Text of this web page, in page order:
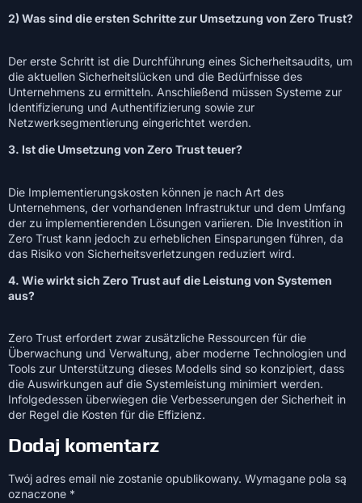
2) Was sind die ersten Schritte zur Umsetzung von Zero Trust?
Der erste Schritt ist die Durchführung eines Sicherheitsaudits, um
die aktuellen Sicherheitslücken und die Bedürfnisse des
Unternehmens zu ermitteln. Anschließend müssen Systeme zur
Identifizierung und Authentifizierung sowie zur
Netzwerksegmentierung eingerichtet werden.
3. Ist die Umsetzung von Zero Trust teuer?
Die Implementierungskosten können je nach Art des
Unternehmens, der vorhandenen Infrastruktur und dem Umfang
der zu implementierenden Lösungen variieren. Die Investition in
Zero Trust kann jedoch zu erheblichen Einsparungen führen, da
das Risiko von Sicherheitsverletzungen reduziert wird.
4. Wie wirkt sich Zero Trust auf die Leistung von Systemen
aus?
Zero Trust erfordert zwar zusätzliche Ressourcen für die
Überwachung und Verwaltung, aber moderne Technologien und
Tools zur Unterstützung dieses Modells sind so konzipiert, dass
die Auswirkungen auf die Systemleistung minimiert werden.
Infolgedessen überwiegen die Verbesserungen der Sicherheit in
der Regel die Kosten für die Effizienz.
Dodaj komentarz
Twój adres email nie zostanie opublikowany. Wymagane pola są
oznaczone *